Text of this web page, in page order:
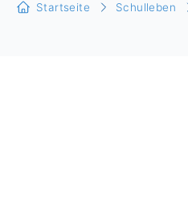
Startseite Schulleben